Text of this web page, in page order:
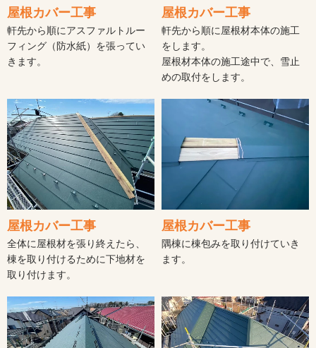
屋根カバー工事
軒先から順にアスファルトルー
フィング（防水紙）を張ってい
きます。
屋根カバー工事
軒先から順に屋根材本体の施工
をします。
屋根材本体の施工途中で、雪止
めの取付をします。
屋根カバー工事
全体に屋根材を張り終えたら、
棟を取り付けるために下地材を
取り付けます。
屋根カバー工事
隅棟に棟包みを取り付けていき
ます。